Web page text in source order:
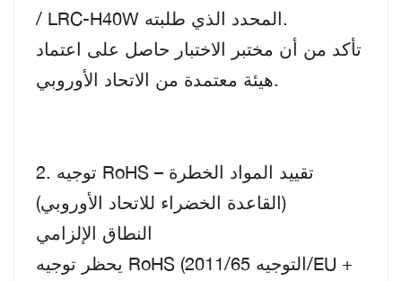
/ LRC-H40W المحدد الذي طلبته.
تأكد من أن مختبر الاختبار حاصل على اعتماد
هيئة معتمدة من الاتحاد الأوروبي.
2. توجيه RoHS – تقييد المواد الخطرة
(القاعدة الخضراء للاتحاد الأوروبي)
النطاق الإلزامي
يحظر توجيه RoHS (التوجيه 2011/65/EU +